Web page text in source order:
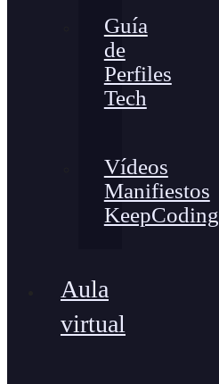
Guía
de
Perfiles
Tech
Vídeos
Manifiestos
KeepCoding
Aula
virtual